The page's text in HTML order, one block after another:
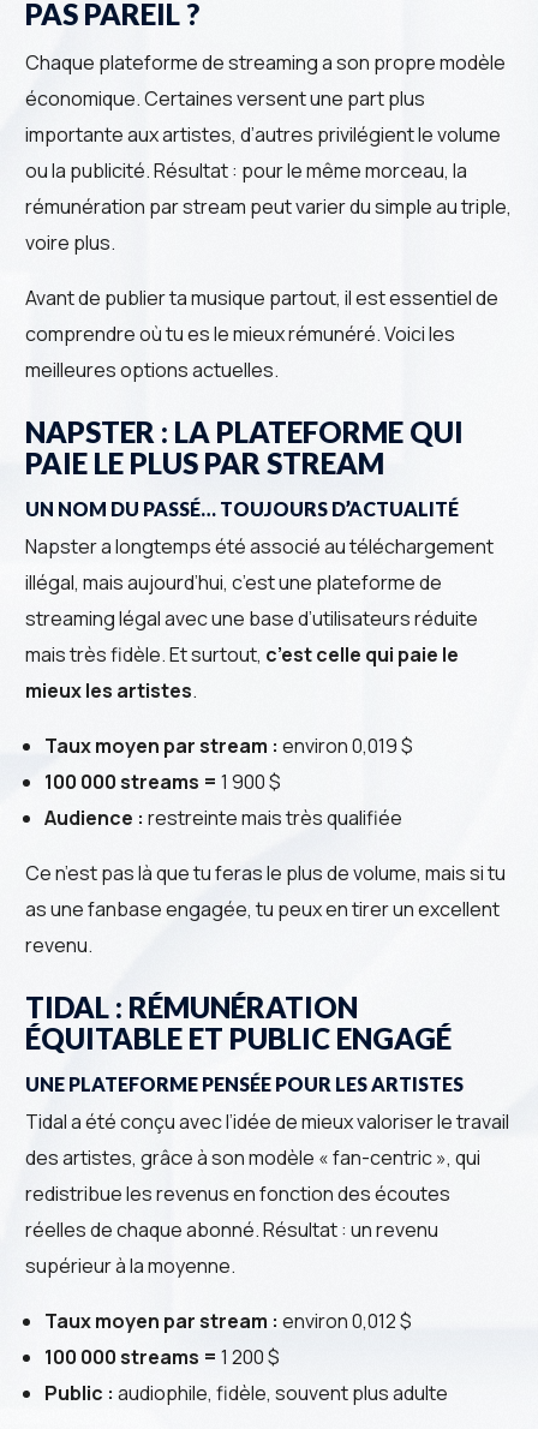
PAS PAREIL ?
Chaque plateforme de streaming a son propre modèle
économique. Certaines versent une part plus
importante aux artistes, d’autres privilégient le volume
ou la publicité. Résultat : pour le même morceau, la
rémunération par stream peut varier du simple au triple,
voire plus.
Avant de publier ta musique partout, il est essentiel de
comprendre où tu es le mieux rémunéré. Voici les
meilleures options actuelles.
NAPSTER : LA PLATEFORME QUI
PAIE LE PLUS PAR STREAM
UN NOM DU PASSÉ… TOUJOURS D’ACTUALITÉ
Napster a longtemps été associé au téléchargement
illégal, mais aujourd’hui, c’est une plateforme de
streaming légal avec une base d’utilisateurs réduite
mais très fidèle. Et surtout, c’est celle qui paie le
mieux les artistes.
Taux moyen par stream : environ 0,019 $
100 000 streams = 1 900 $
Audience : restreinte mais très qualifiée
Ce n’est pas là que tu feras le plus de volume, mais si tu
as une fanbase engagée, tu peux en tirer un excellent
revenu.
TIDAL : RÉMUNÉRATION
ÉQUITABLE ET PUBLIC ENGAGÉ
UNE PLATEFORME PENSÉE POUR LES ARTISTES
Tidal a été conçu avec l’idée de mieux valoriser le travail
des artistes, grâce à son modèle « fan-centric », qui
redistribue les revenus en fonction des écoutes
réelles de chaque abonné. Résultat : un revenu
supérieur à la moyenne.
Taux moyen par stream : environ 0,012 $
100 000 streams = 1 200 $
Public : audiophile, fidèle, souvent plus adulte